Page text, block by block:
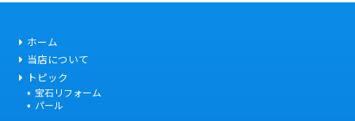
ホーム
当店について
トピック
宝石リフォーム
パール